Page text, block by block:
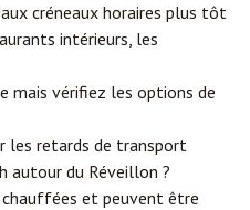
créneaux horaires plus tôt
intérieurs, les
mais vérifiez les options de
les retards de transport
autour du Réveillon ?
et peuvent être